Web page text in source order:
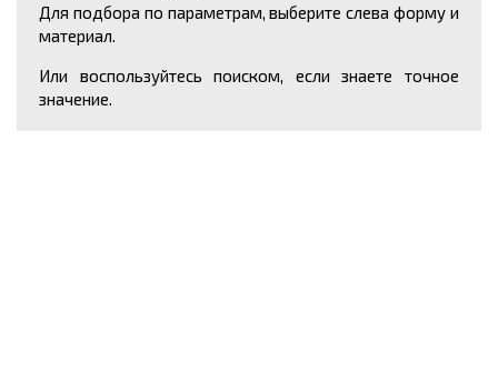
Для подбора по параметрам, выберите слева форму и
материал.
Или воспользуйтесь поиском, если знаете точное
значение.